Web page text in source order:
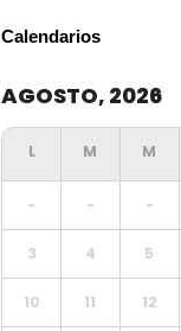
Calendarios
AGOSTO, 2026
- - -
3 4 5
10 11 12